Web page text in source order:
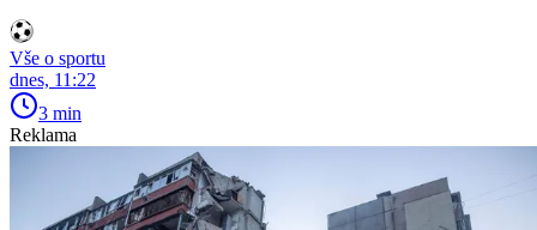
Vše o sportu
dnes, 11:22
3 min
Reklama